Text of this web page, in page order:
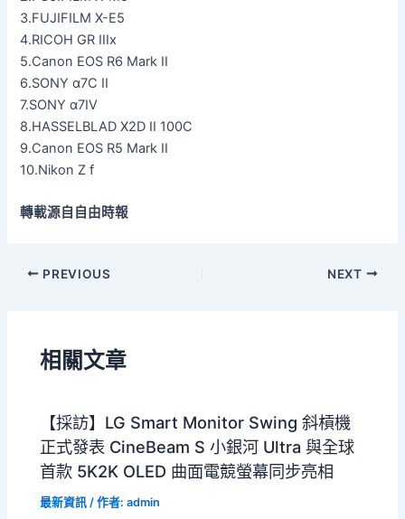
3.FUJIFILM X-E5
4.RICOH GR IIIx
5.Canon EOS R6 Mark II
6.SONY α7C II
7.SONY α7IV
8.HASSELBLAD X2D II 100C
9.Canon EOS R5 Mark II
10.Nikon Z f
轉載源自自由時報
PREVIOUS NEXT
相關文章
【採訪】LG Smart Monitor Swing 斜槓機
正式發表 CineBeam S 小銀河 Ultra 與全球
首款 5K2K OLED 曲面電競螢幕同步亮相
最新資訊 / 作者:admin